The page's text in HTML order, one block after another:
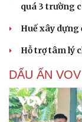
quá 3 trường
Huế xây dựng
Hỗ trợ tâm lý
DẤU ẤN VOV